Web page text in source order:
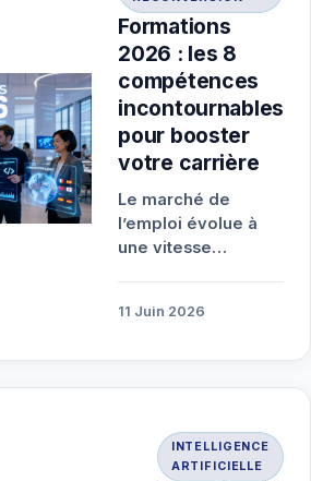
Formations
2026 : les 8
compétences
incontournables
pour booster
votre carrière
Le marché de
l’emploi évolue à
une vitesse
2026 les plus
11 Juin 2026
INTELLIGENCE
ARTIFICIELLE